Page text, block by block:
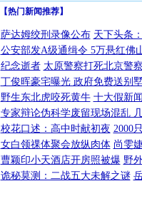
【热门新闻推荐】
萨达姆绞刑录像公布 天下头条
公安部发A级通缉令 5万悬红佛
纪念逝者 太原警察打死北京警
丁俊晖豪宅曝光 政府免费送别
野生东北虎咬死黄牛 十大假新
专家辩论伪科学废留现场混乱
校花口述：高中时献初夜 2000
女白领祼体聚会放纵肉体 尚雯
曹颖印小天酒店开房照被爆 野
诡秘莫测：二战五大未解之谜